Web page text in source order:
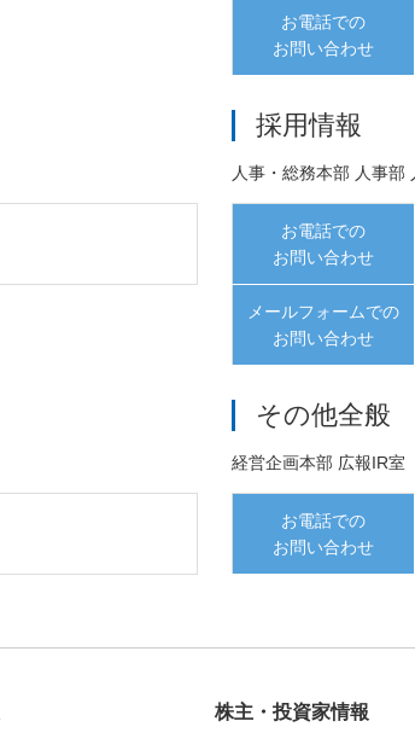
お電話での
お問い合わせ
採用情報
人事・総務本部 人事部
お電話での
お問い合わせ
メールフォームでの
お問い合わせ
その他全般
経営企画本部 広報IR室
お電話での
お問い合わせ
株主・投資家情報